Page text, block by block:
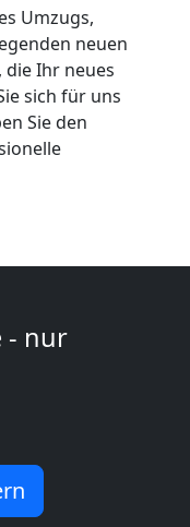
Umzugs,
neuen
Ihr neues
sich für uns
Sie den
- nur